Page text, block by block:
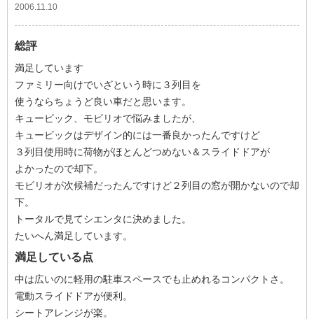
2006.11.10
総評
満足しています
ファミリー向けでいざという時に３列目を
使うならちょうど良い車だと思います。
キュービック、モビリオで悩みましたが、
キュービックはデザイン的には一番良かったんですけど
３列目使用時に荷物がほとんどつめない＆スライドドアが
よかったので却下。
モビリオが次候補だったんですけど２列目の窓が開かないので却
下。
トータルで見てシエンタに決めました。
たいへん満足しています。
満足している点
中は広いのに軽用の駐車スペースでも止めれるコンパクトさ。
電動スライドドアが便利。
シートアレンジが楽。